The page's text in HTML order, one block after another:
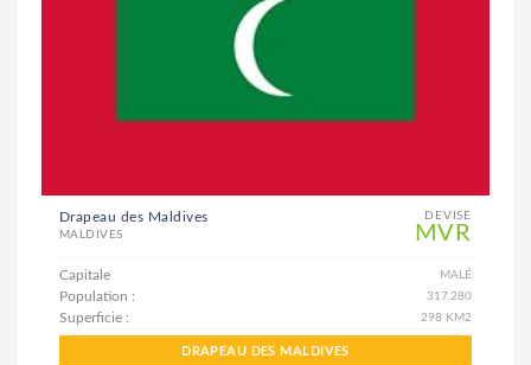
DEVISE
MVR
Drapeau des Maldives
MALDIVES
Capitale MALÉ
Population : 317.280
Superficie : 298 KM2
DRAPEAU DES MALDIVES